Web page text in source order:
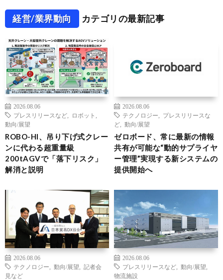
経営/業界動向 カテゴリの最新記事
2026.08.06
プレスリリースなど
ロボット
動向/展望
ROBO-HI、吊り下げ式クレー
ンに代わる超重量級
200tAGVで「落下リスク」
解消と説明
2026.08.06
テクノロジー
プレスリリースな
ど
動向/展望
ゼロボード、常に最新の情報
共有が可能な“動的サプライヤ
ー管理”実現する新システムの
提供開始へ
2026.08.06
テクノロジー
動向/展望
記者会
見など
2026.08.06
プレスリリースなど
動向/展望
物流施設